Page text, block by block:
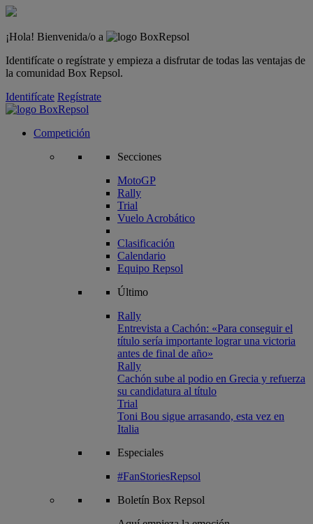
¡Hola! Bienvenida/o a
Identifícate o regístrate y empieza a disfrutar de todas las ventajas de
la comunidad Box Repsol.
Identifícate Regístrate
Competición
Secciones
MotoGP
Rally
Trial
Vuelo Acrobático
Clasificación
Calendario
Equipo Repsol
Último
Rally
Entrevista a Cachón: «Para conseguir el
título sería importante lograr una victoria
antes de final de año»
Rally
Cachón sube al podio en Grecia y refuerza
su candidatura al título
Trial
Toni Bou sigue arrasando, esta vez en
Italia
Especiales
#FanStoriesRepsol
Boletín Box Repsol